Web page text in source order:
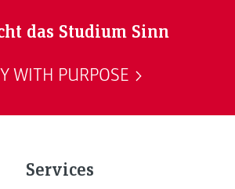
das Studium Sinn
WITH PURPOSE
Services